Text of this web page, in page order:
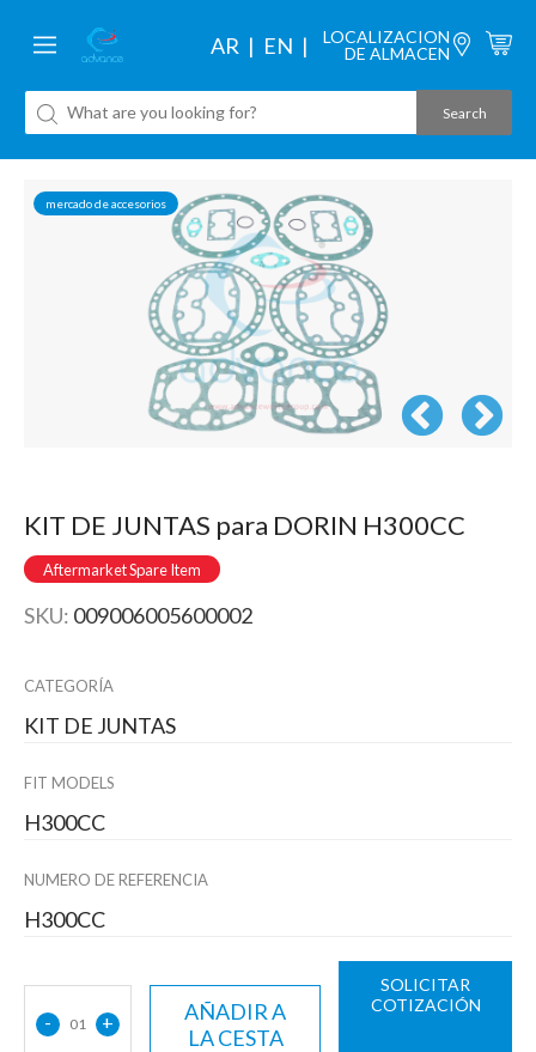
AR EN
LOCALIZACION
DE ALMACEN
mercado de accesorios
KIT DE JUNTAS para DORIN H300CC
Aftermarket Spare Item
SKU: 009006005600002
CATEGORÍA
KIT DE JUNTAS
FIT MODELS
H300CC
NUMERO DE REFERENCIA
H300CC
- 01 +
AÑADIR A
LA CESTA
SOLICITAR
COTIZACIÓN